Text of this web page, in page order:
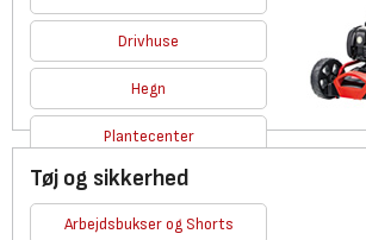
Drivhuse
Hegn
Plantecenter
Se alle
Tøj og sikkerhed
Arbejdsbukser og Shorts